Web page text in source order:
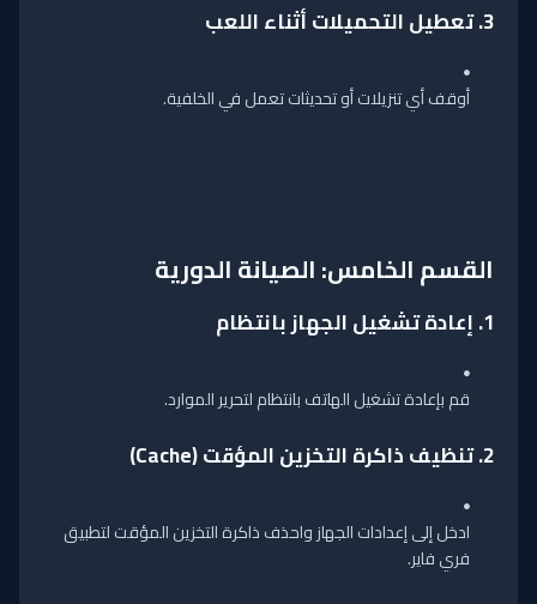
3. تعطيل التحميلات أثناء اللعب
أوقف أي تنزيلات أو تحديثات تعمل في الخلفية.
القسم الخامس: الصيانة الدورية
1. إعادة تشغيل الجهاز بانتظام
قم بإعادة تشغيل الهاتف بانتظام لتحرير الموارد.
2. تنظيف ذاكرة التخزين المؤقت (Cache)
ادخل إلى إعدادات الجهاز واحذف ذاكرة التخزين المؤقت لتطبيق
فري فاير.